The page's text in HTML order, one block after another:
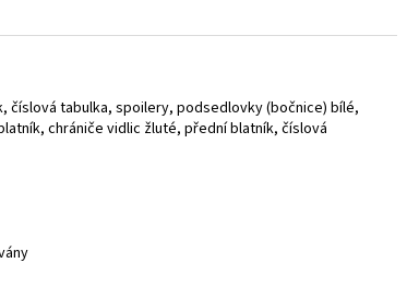
číslová tabulka, spoilery, podsedlovky (bočnice) bílé,
chrániče vidlic žluté, přední blatník, číslová